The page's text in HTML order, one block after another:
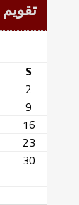
تقویم
S
2
9
16
23
30